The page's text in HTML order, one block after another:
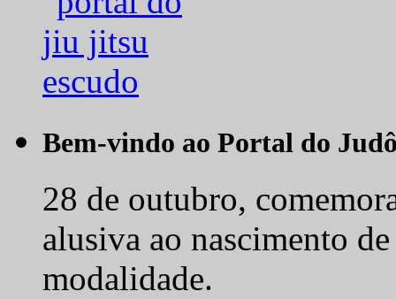
Bem-vindo ao Portal do
28 de outubro,
alusiva ao nascimento
modalidade.